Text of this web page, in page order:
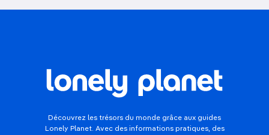
Découvrez les trésors du monde grâce aux guides
Lonely Planet. Avec des informations pratiques, des